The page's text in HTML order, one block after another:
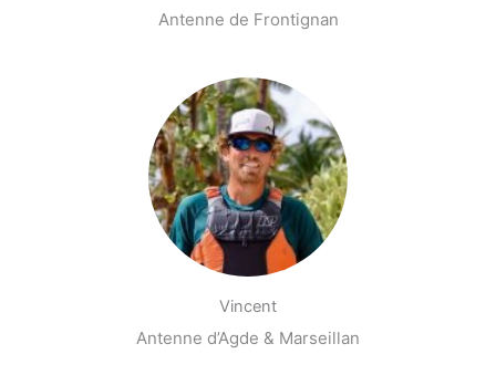
Antenne de Frontignan
Vincent
Antenne d’Agde & Marseillan